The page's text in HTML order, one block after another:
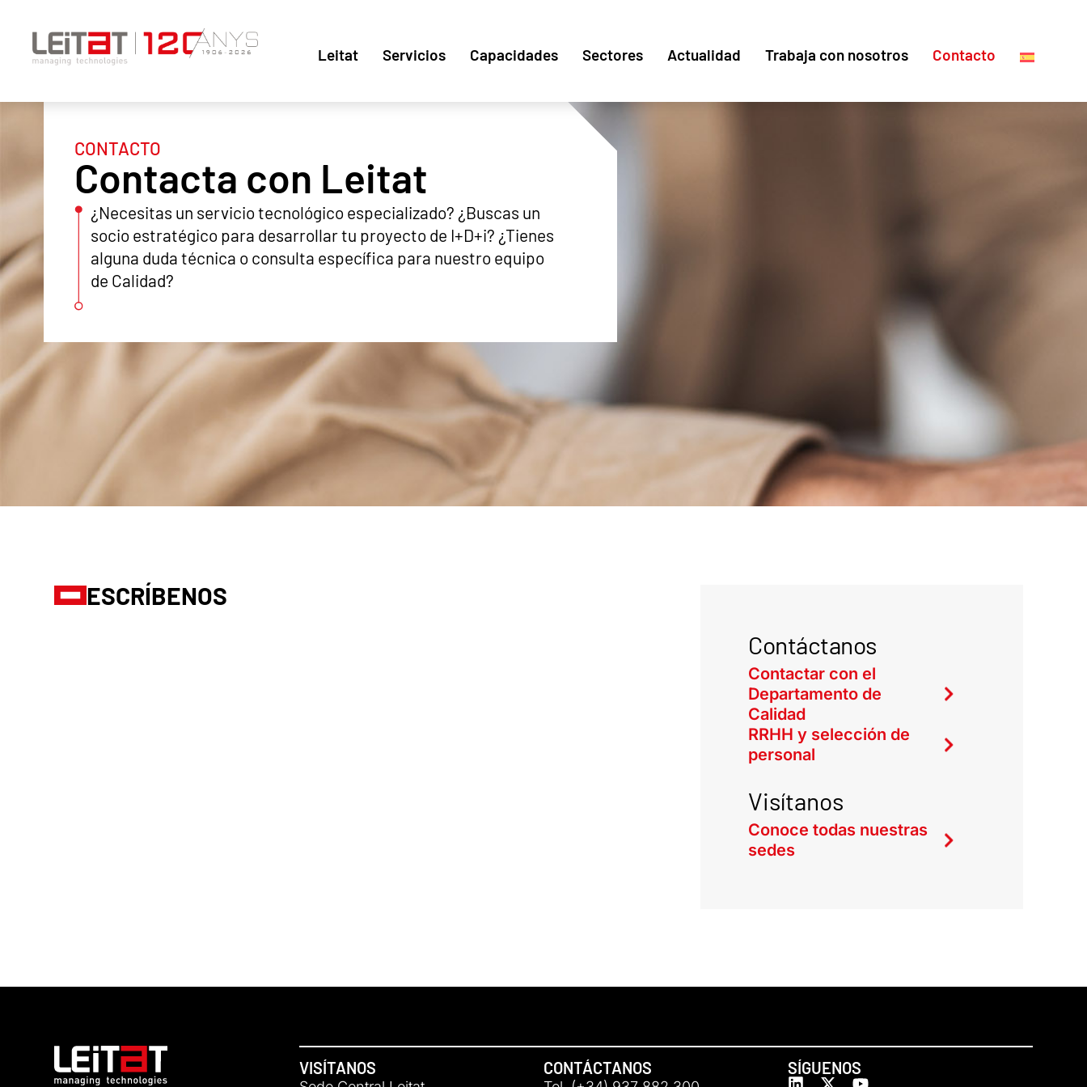
Leitat Servicios Capacidades Sectores Actualidad Trabaja con nosotros Contacto
CONTACTO
Contacta con Leitat
¿Necesitas un servicio tecnológico especializado? ¿Buscas un
socio estratégico para desarrollar tu proyecto de I+D+i? ¿Tienes
alguna duda técnica o consulta específica para nuestro equipo
de Calidad?
ESCRÍBENOS
Contáctanos
Contactar con el
Departamento de
Calidad
RRHH y selección de
personal
Visítanos
Conoce todas nuestras
sedes
VISÍTANOS CONTÁCTANOS SÍGUENOS